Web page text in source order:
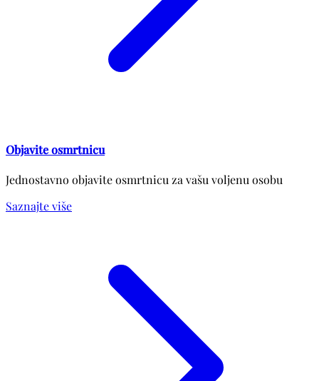
Objavite osmrtnicu
Jednostavno objavite osmrtnicu za vašu voljenu osobu
Saznajte više